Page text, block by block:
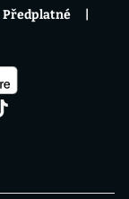
Předplatné